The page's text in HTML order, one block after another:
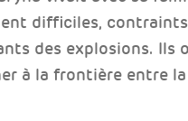
difficiles,
des explosions. Ils
à la frontière entre